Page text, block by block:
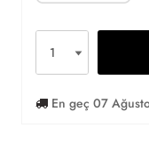
En geç 07